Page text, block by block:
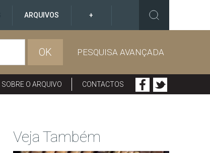
ARQUIVOS +
OK PESQUISA AVANÇADA
SOBRE O ARQUIVO CONTACTOS
Veja Também